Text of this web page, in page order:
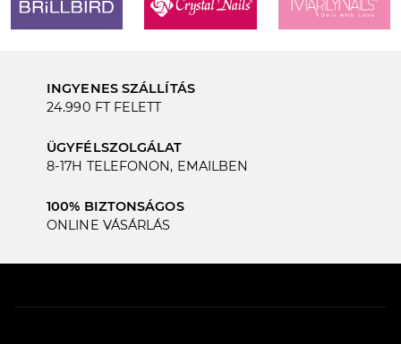
INGYENES SZÁLLÍTÁS
24.990 FT FELETT
ÜGYFÉLSZOLGÁLAT
8-17H TELEFONON, EMAILBEN
100% BIZTONSÁGOS
ONLINE VÁSÁRLÁS